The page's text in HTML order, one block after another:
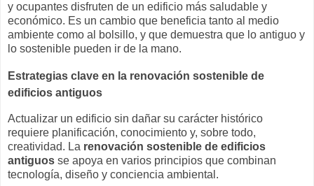
y ocupantes disfruten de un edificio más saludable y
económico. Es un cambio que beneficia tanto al medio
ambiente como al bolsillo, y que demuestra que lo antiguo y
lo sostenible pueden ir de la mano.
Estrategias clave en la renovación sostenible de
edificios antiguos
Actualizar un edificio sin dañar su carácter histórico
requiere planificación, conocimiento y, sobre todo,
creatividad. La renovación sostenible de edificios
antiguos se apoya en varios principios que combinan
tecnología, diseño y conciencia ambiental.